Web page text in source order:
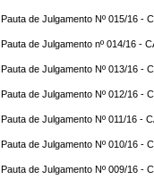
Pauta de Julgamento Nº 015/16 -
Pauta de Julgamento nº 014/16 -
Pauta de Julgamento Nº 013/16 -
Pauta de Julgamento Nº 012/16 -
Pauta de Julgamento Nº 011/16 -
Pauta de Julgamento Nº 010/16 -
Pauta de Julgamento Nº 009/16 -